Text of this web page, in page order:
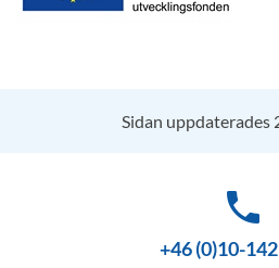
Sidan uppdaterades
phone
+46 (0)10-